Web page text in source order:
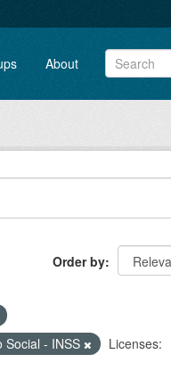
About
Order by
Social - INSS
Licenses: